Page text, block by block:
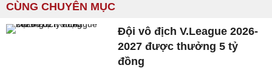
CÙNG CHUYÊN MỤC
Đội vô địch V.League 2026-
2027 được thưởng 5 tỷ
đồng